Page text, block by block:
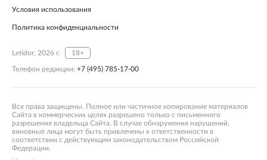
Условия использования
Политика конфиденциальности
Letidor, 2026 г. 18+
Телефон редакции: +7 (495) 785-17-00
Все права защищены. Полное или частичное копирование материалов
Сайта в коммерческих целях разрешено только с письменного
разрешения владельца Сайта. В случае обнаружения нарушений,
виновные лица могут быть привлечены к ответственности в
соответствии с действующим законодательством Российской
Федерации.